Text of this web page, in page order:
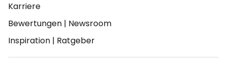
Karriere
Bewertungen | Newsroom
Inspiration | Ratgeber